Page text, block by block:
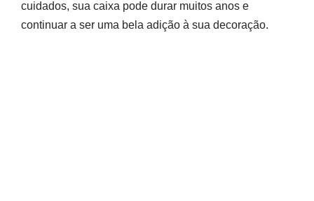
cuidados, sua caixa pode durar muitos anos e
continuar a ser uma bela adição à sua decoração.